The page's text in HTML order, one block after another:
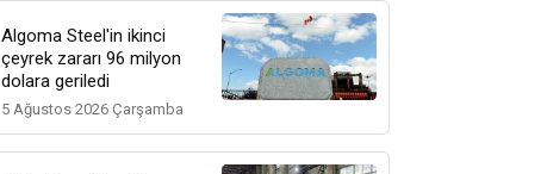
Algoma Steel'in ikinci
çeyrek zararı 96 milyon
dolara geriledi
5 Ağustos 2026 Çarşamba